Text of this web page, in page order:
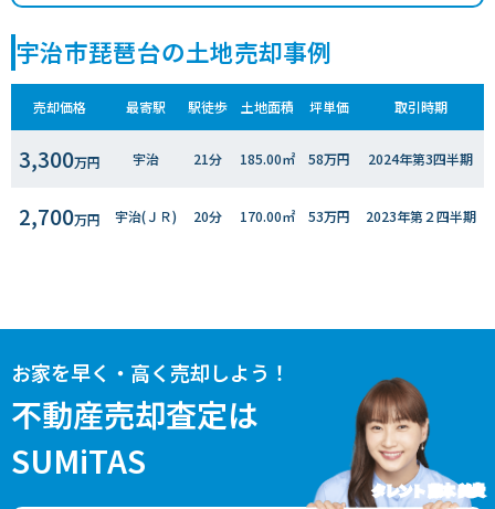
宇治市琵琶台の土地売却事例
売却価格 最寄駅 駅徒歩 土地面積 坪単価 取引時期
3,300万円 宇治 21分 185.00㎡ 58万円 2024年第3四半期
2,700万円 宇治(ＪＲ) 20分 170.00㎡ 53万円 2023年第２四半期
お家を早く・高く売却しよう！
不動産売却査定は
SUMiTAS
タレント 藤本 美貴